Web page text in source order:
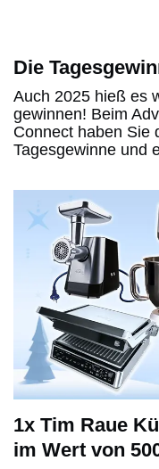
Die
Auch 2025 hieß es
gewinnen! Beim
Connect haben Sie
Tagesgewinne und
1x Tim Raue
im Wert von